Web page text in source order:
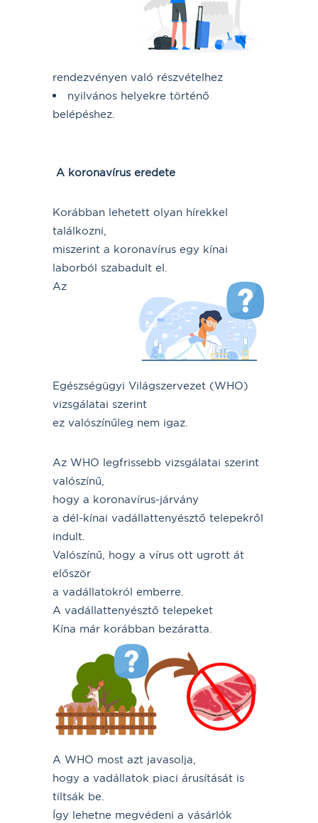
rendezvényen való részvételhez
nyilvános helyekre történő
belépéshez.
A koronavírus eredete
Korábban lehetett olyan hírekkel
találkozni,
miszerint a koronavírus egy kínai
laborból szabadult el.
Az
Egészségügyi Világszervezet (WHO)
vizsgálatai szerint
ez valószínűleg nem igaz.
Az WHO legfrissebb vizsgálatai szerint
valószínű,
hogy a koronavírus-járvány
a dél-kínai vadállattenyésztő telepekről
indult.
Valószínű, hogy a vírus ott ugrott át
először
a vadállatokról emberre.
A vadállattenyésztő telepeket
Kína már korábban bezáratta.
A WHO most azt javasolja,
hogy a vadállatok piaci árusítását is
tiltsák be.
Így lehetne megvédeni a vásárlók